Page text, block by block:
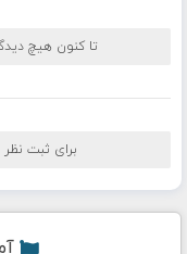
تا کنون هیچ
برای ثبت